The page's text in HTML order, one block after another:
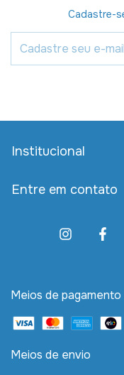
Cadastre-
Institucional
Entre em contato
Meios de pagamento
Meios de envio